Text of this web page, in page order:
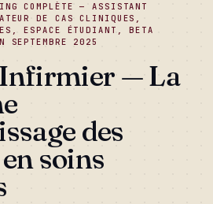
COMPLÈTE — ASSISTANT
DE CAS CLINIQUES,
ESPACE ÉTUDIANT, BETA
SEPTEMBRE 2025
— La
des
soins